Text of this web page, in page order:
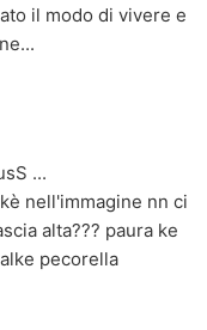
il modo di vivere e
...
nell'immagine nn ci
alta??? paura ke
pecorella